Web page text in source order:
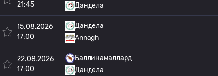
21:45
Дандела
15.08.2026
17:00
Дандела
Annagh
22.08.2026
17:00
Баллинамаллард
Дандела